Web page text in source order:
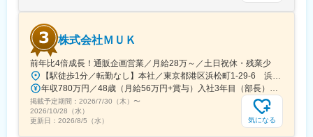
島駅、ハーブ園山麓駅、姫路駅、さくら夙川駅、新静岡駅、新浜
松駅、三島広小路駅、長沼駅(静岡県)、名鉄岐阜駅、横川駅(広島
県)、広電五日市駅、山頂駅(千光寺山)、広電廿日市駅、紙屋町東
駅、小橋駅、新宿西口駅、千駄ケ谷駅、駒込駅、飛鳥山駅、西日
暮里駅、明大前駅、都電雑司ケ谷駅、高輪台駅、豊島園駅(都営
線)、西武園駅、京成上野駅、高島町駅、井細田駅、湘南江の島
駅、栄町駅(千葉県)、京成船橋駅、京成八幡駅、東中山駅、車道
駅、名鉄名古屋駅、矢場町駅、西一宮駅、駅前駅、競輪場前駅(愛
株式会社ＭＵＫ
前年比4倍成長！通販企画営業／月給28万～／土日祝休・残業少
掲載予定期間： 2026/7/30（木） 〜
2026/10/28（水）
更新日： 2026/8/5（水） 気になる